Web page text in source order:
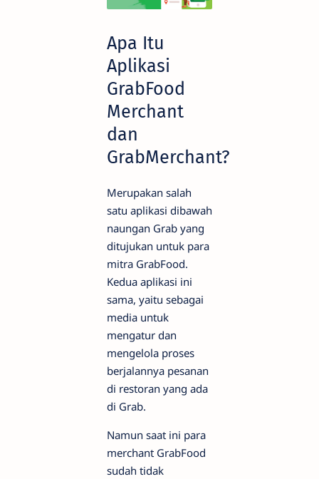
Apa Itu
Aplikasi
GrabFood
Merchant
dan
GrabMerchant?
Merupakan salah
satu aplikasi dibawah
naungan Grab yang
ditujukan untuk para
mitra GrabFood.
Kedua aplikasi ini
sama, yaitu sebagai
media untuk
mengatur dan
mengelola proses
berjalannya pesanan
di restoran yang ada
di Grab.
Namun saat ini para
merchant GrabFood
sudah tidak